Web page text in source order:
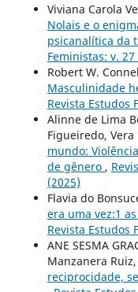
Viviana Carola
Nolais e o
psicanalítica da
Feministas: v.
Robert W.
Masculinidade
Revista Estudos
Alinne de Lima
Figueiredo,
mundo:
de gênero ,
(2025)
Flavia do
era uma vez:1
Revista Estudos
ANE SESMA
Manzanera Ruiz,
reciprocidade,